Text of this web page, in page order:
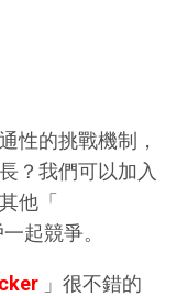
性的挑戰機制，
？我們可以加入
他「
起競爭。
」很不錯的